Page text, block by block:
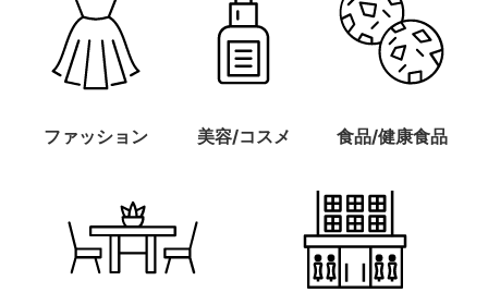
ファッション 美容/コスメ 食品/健康食品